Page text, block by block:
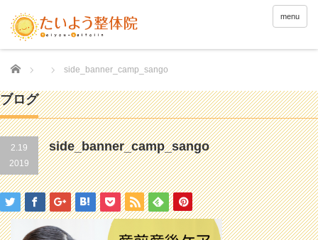
menu
Home side_banner_camp_sango
ブログ
2.19
2019
side_banner_camp_sango